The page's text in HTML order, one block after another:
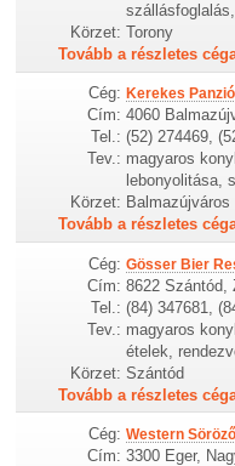
Körzet: Torony
Tovább a részletes
Cég: Kerekes Panzió
Cím: 4060
Tel.: (52) 274469,
Tev.: magyaros
lebonyolitása,
Körzet: Balmazújváros
Tovább a részletes
Cég: Gösser Bier
Cím: 8622 Szántód,
Tel.: (84) 347681,
Tev.: magyaros
ételek,
Körzet: Szántód
Tovább a részletes
Cég: Western Söröző
Cím: 3300 Eger,